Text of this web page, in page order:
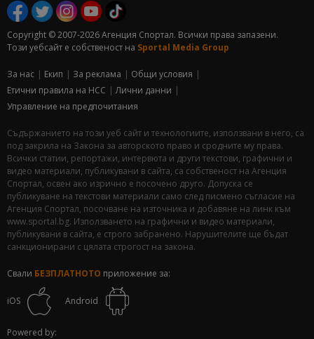
Copyright © 2007-2026 Агенция Спортал. Всички права запазени.
Този уебсайт е собственост на Sportal Media Group
За нас Екип За рекламa
Общи условия
Етични правила на НСС
Лични данни
Управление на предпочитания
Съдържанието на този уеб сайт и технологиите, използвани в него, са
под закрила на Закона за авторското право и сродните му права.
Всички статии, репортажи, интервюта и други текстови, графични и
видео материали, публикувани в сайта, са собственост на Агенция
Спортал, освен ако изрично е посочено друго. Допуска се
публикуване на текстови материали само след писмено съгласие на
Агенция Спортал, посочване на източника и добавяне на линк към
www.sportal.bg. Използването на графични и видео материали,
публикувани в сайта, е строго забранено. Нарушителите ще бъдат
санкционирани с цялата строгост на закона.
Свали БЕЗПЛАТНОТО приложение за:
iOS Android
Powered by: